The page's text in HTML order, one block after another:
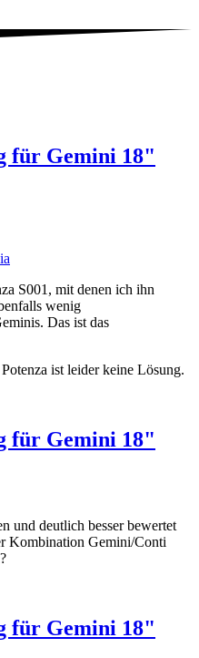
für Gemini 18"
S001, mit denen ich ihn
wenig
Das ist das
ist leider keine Lösung.
für Gemini 18"
und deutlich besser bewertet
Kombination Gemini/Conti
für Gemini 18"